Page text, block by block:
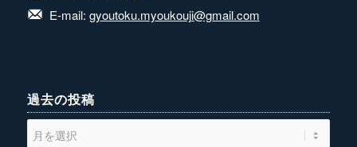
E-mail: gyoutoku.myoukouji@gmail.com
過去の投稿